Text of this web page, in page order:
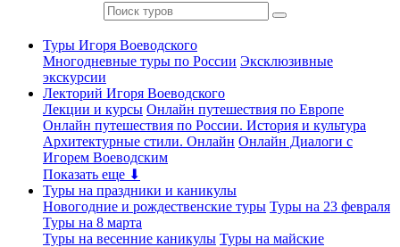
Туры Игоря Воеводского
Многодневные туры по России Эксклюзивные
экскурсии
Лекторий Игоря Воеводского
Лекции и курсы Онлайн путешествия по Европе
Онлайн путешествия по России. История и культура
Архитектурные стили. Онлайн Онлайн Диалоги с
Игорем Воеводским
Показать еще ⬇
Туры на праздники и каникулы
Новогодние и рождественские туры Туры на 23 февраля
Туры на 8 марта
Туры на весенние каникулы Туры на майские